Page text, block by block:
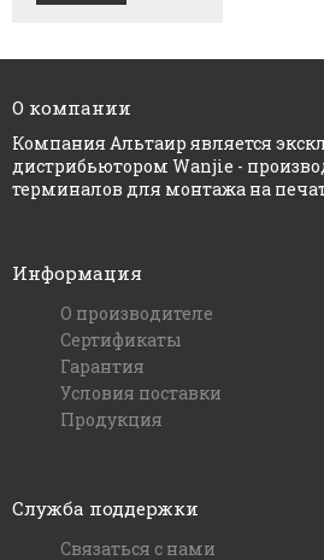
О компании
Компания Альтаир является
дистрибьютором Wanjie -
терминалов для монтажа на
Информация
О производителе
Сертификаты
Гарантия
Условия поставки
Продукция
Служба поддержки
Связаться с нами